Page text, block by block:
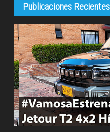
Publicaciones Recientes